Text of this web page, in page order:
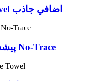
Microfiber Waffle Towel اضافي جاذب
پيشه ورانه شيشي جو توليه No-Trace